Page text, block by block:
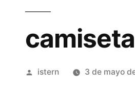
Publicado
istern 3 de mayo